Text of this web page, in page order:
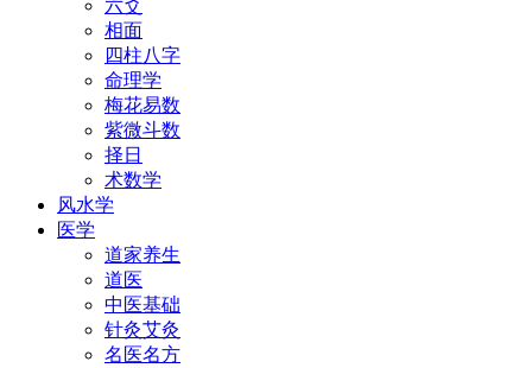
六爻
相面
四柱八字
命理学
梅花易数
紫微斗数
择日
术数学
风水学
医学
道家养生
道医
中医基础
针灸艾灸
名医名方